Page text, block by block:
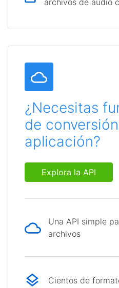
archivos de audio
¿Necesitas
de
aplicación?
Explora la API
Una API simple
archivos
Cientos de